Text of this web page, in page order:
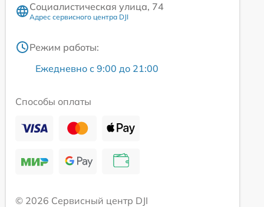
Социалистическая улица, 74
Адрес сервисного центра DJI
Режим работы:
Ежедневно с 9:00 до 21:00
Способы оплаты
© 2026 Сервисный центр DJI